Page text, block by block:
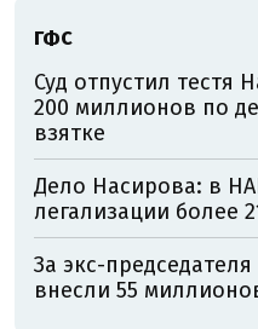
ГФС
Суд отпустил тестя
200 миллионов по
взятке
Дело Насирова: в
легализации более
За экс-
внесли 55